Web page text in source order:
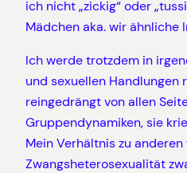
ich nicht „zickig“ oder
Mädchen aka. wir ähnliche
Ich werde trotzdem in
und sexuellen Handlungen
reingedrängt von allen
Gruppendynamiken, sie
Mein Verhältnis zu
Zwangsheterosexualität